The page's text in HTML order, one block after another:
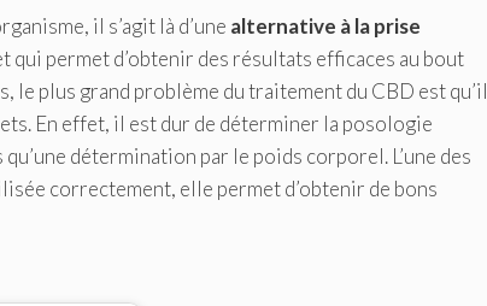
il s’agit là d’une alternative à la prise
qui permet d’obtenir des résultats efficaces au bout
le plus grand problème du traitement du CBD est qu’il
En effet, il est dur de déterminer la posologie
détermination par le poids corporel. L’une des
correctement, elle permet d’obtenir de bons